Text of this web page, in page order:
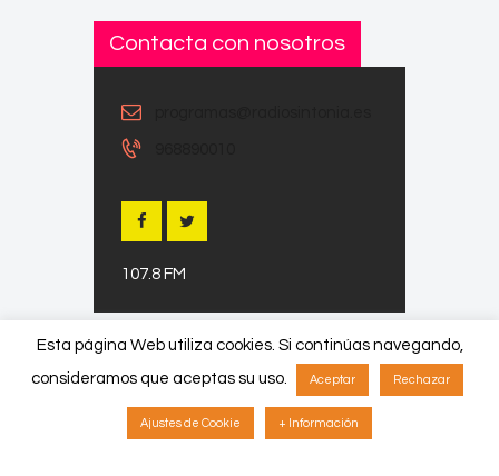
Contacta con nosotros
107.8 FM
Copyright © 2026 by ThemeREX. All
rights reserved.
Esta página Web utiliza cookies. Si continúas navegando,
consideramos que aceptas su uso.
Aceptar Rechazar
Ajustes de Cookie + Información